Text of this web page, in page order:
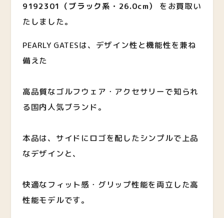
9192301（ブラック系・26.0cm）
をお買取い
たしました。
PEARLY GATESは、デザイン性と機能性を兼ね
備えた
高品質なゴルフウェア・アクセサリーで知られ
る国内人気ブランド。
本品は、サイドにロゴを配したシンプルで上品
なデザインと、
快適なフィット感・グリップ性能を両立した高
性能モデルです。